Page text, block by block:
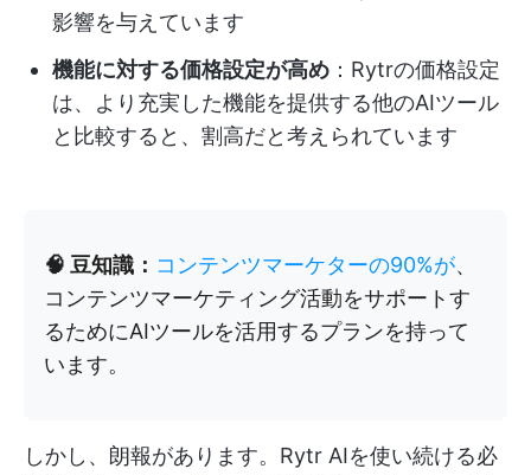
影響を与えています
機能に対する価格設定が高め ：Rytrの価格設定
は、より充実した機能を提供する他のAIツール
と比較すると、割高だと考えられています
🧠 豆知識： コンテンツマーケターの90%が、
コンテンツマーケティング活動をサポートす
るためにAIツールを活用するプランを持って
います。
しかし、朗報があります。Rytr AIを使い続ける必